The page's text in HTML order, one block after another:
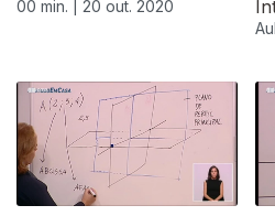
00 min. | 20 out. 2020